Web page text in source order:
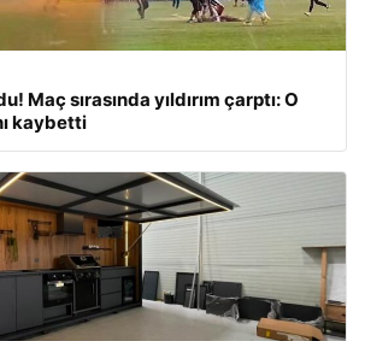
Maç sırasında yıldırım çarptı: O
kaybetti